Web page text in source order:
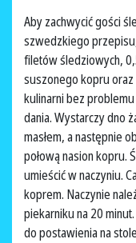
Aby zachwycić gości
szwedzkiego
filetów śledziowych,
suszonego kopru oraz
kulinarni bez
dania. Wystarczy dno
masłem, a następnie
połową nasion kopru.
umieścić w naczyniu.
koprem. Naczynie
piekarniku na 20
do postawienia na